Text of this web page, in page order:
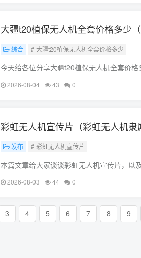
大疆t20植保无人机全套价格多少
综合 # 大疆t20植保无人机全套价格多少
今天给各位分享大疆t20植保无人机全套价
打药无人机多少钱?
2026-08-04 43 0
彩虹无人机宣传片（彩虹无人机隶
发布 # 彩虹无人机宣传片
本篇文章给大家谈谈彩虹无人机宣传片，以
2026-08-03 44 0
3 4 5 6 7 8 9